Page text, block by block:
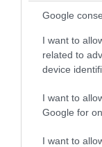
Google
I want to
related to
device
I want to
Google for
I want to